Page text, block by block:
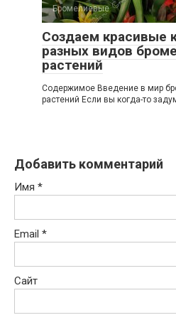
Бромелиевые
Создаем красивые
разных видов
растений
Содержимое Введение в мир
растений Если вы когда-то
Добавить комментарий
Имя *
Email *
Сайт